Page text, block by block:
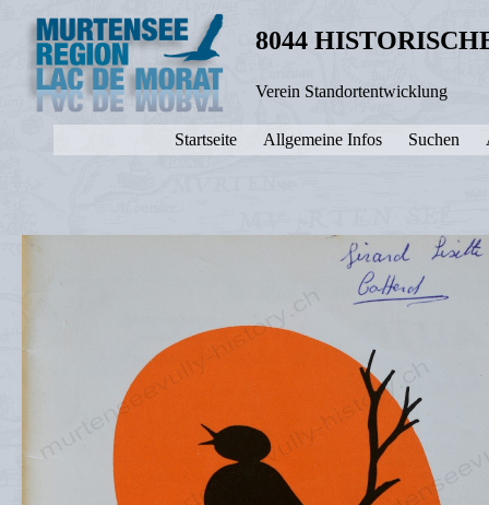
8044
Verein Standortentwicklung
Startseite Allgemeine Infos Suchen